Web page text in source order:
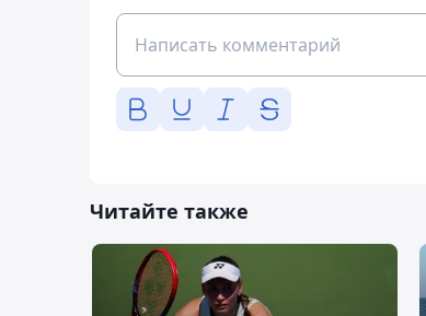
Читайте также